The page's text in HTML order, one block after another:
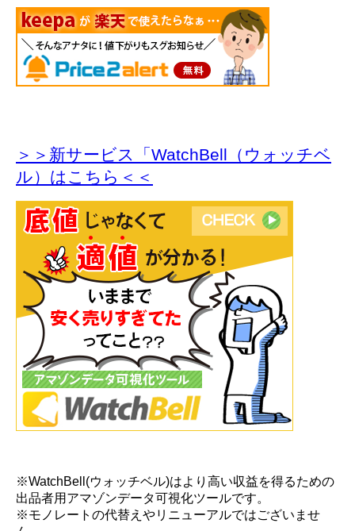
＞＞新サービス「WatchBell（ウォッチベ
ル）はこちら＜＜
※WatchBell(ウォッチベル)はより高い収益を得るための
出品者用アマゾンデータ可視化ツールです。
※モノレートの代替えやリニューアルではございませ